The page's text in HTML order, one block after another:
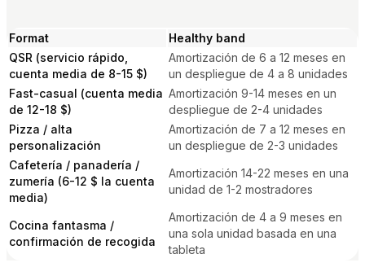
Format
Healthy band
QSR (servicio rápido,
cuenta media de 8-15 $)
Amortización de 6 a 12 meses en
un despliegue de 4 a 8 unidades
Fast-casual (cuenta media
de 12-18 $)
Amortización 9-14 meses en un
despliegue de 2-4 unidades
Pizza / alta
personalización
Amortización de 7 a 12 meses en
un despliegue de 2-3 unidades
Cafetería / panadería /
zumería (6-12 $ la cuenta
media)
Amortización 14-22 meses en una
unidad de 1-2 mostradores
Cocina fantasma /
confirmación de recogida
Amortización de 4 a 9 meses en
una sola unidad basada en una
tableta